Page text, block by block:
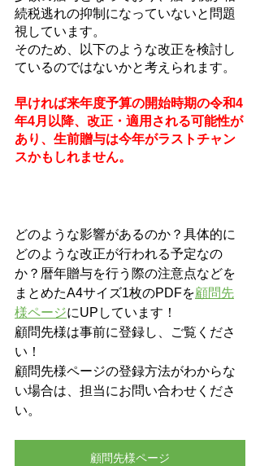
続税逃れの抑制になっていないと問題
視しています。
そのため、以下のような改正を検討し
ているのではないかと考えられます。
早ければ来年度予算の開始時期の令和4
年4月以降、改正・適用される可能性が
あり、生前贈与は今年がラストチャン
スかもしれません。
どのような影響があるのか？具体的に
どのような改正が行われる予定なの
か？暦年贈与を行う際の注意点などを
まとめたA4サイズ1枚のPDFを顧問先
様ページにUPしています！
顧問先様は事前に登録し、ご覧くださ
い！
顧問先様ページの登録方法がわからな
い場合は、担当にお問い合わせくださ
い。
顧問先様ページ